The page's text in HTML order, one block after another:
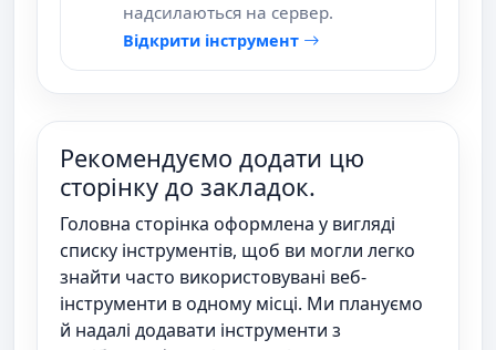
надсилаються на сервер.
Відкрити інструмент
Рекомендуємо додати цю
сторінку до закладок.
Головна сторінка оформлена у вигляді
списку інструментів, щоб ви могли легко
знайти часто використовувані веб-
інструменти в одному місці. Ми плануємо
й надалі додавати інструменти з